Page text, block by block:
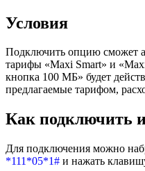
Условия
Подключить опцию сможет
тарифы «Maxi Smart» и
кнопка 100 МБ» будет
предлагаемые тарифом,
Как подключить
Для подключения можно
*111*05*1# и нажать